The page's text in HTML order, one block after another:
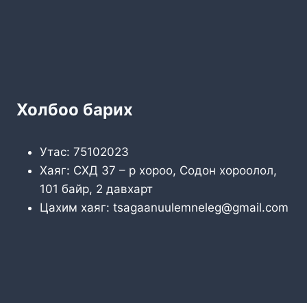
Холбоо барих
Утас: 75102023
Хаяг: СХД 37 – р хороо, Содон хороолол,
101 байр, 2 давхарт
Цахим хаяг: tsagaanuulemneleg@gmail.com